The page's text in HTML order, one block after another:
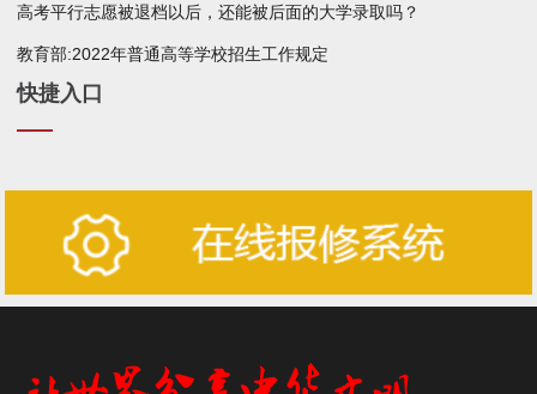
高考平行志愿被退档以后，还能被后面的大学录取吗？
教育部:2022年普通高等学校招生工作规定
快捷入口